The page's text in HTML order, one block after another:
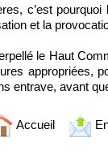
c’est
et la
le Haut
appropriées,
entrave, avant
Accueil